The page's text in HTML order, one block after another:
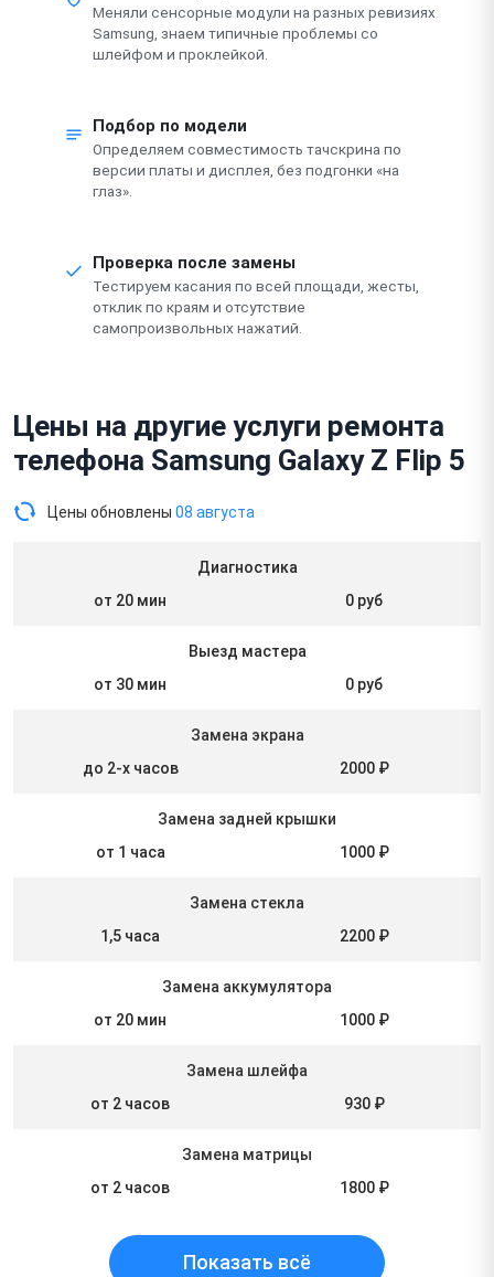
Меняли сенсорные модули на разных ревизиях
Samsung, знаем типичные проблемы со
шлейфом и проклейкой.
Подбор по модели
Определяем совместимость тачскрина по
версии платы и дисплея, без подгонки «на
глаз».
Проверка после замены
Тестируем касания по всей площади, жесты,
отклик по краям и отсутствие
самопроизвольных нажатий.
Цены на другие услуги ремонта
телефона Samsung Galaxy Z Flip 5
Цены обновлены 08 августа
Диагностика
от 20 мин
0 руб
Выезд мастера
от 30 мин
0 руб
Замена экрана
до 2-х часов
2000 ₽
Замена задней крышки
от 1 часа
1000 ₽
Замена стекла
1,5 часа
2200 ₽
Замена аккумулятора
от 20 мин
1000 ₽
Замена шлейфа
от 2 часов
930 ₽
Замена матрицы
от 2 часов
1800 ₽
Показать всё